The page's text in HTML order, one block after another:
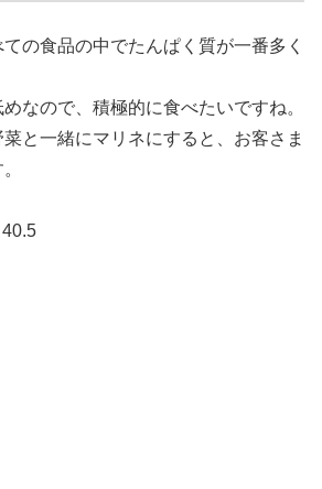
の食品の中でたんぱく質が一番多く
なので、積極的に食べたいですね。
と一緒にマリネにすると、お客さま